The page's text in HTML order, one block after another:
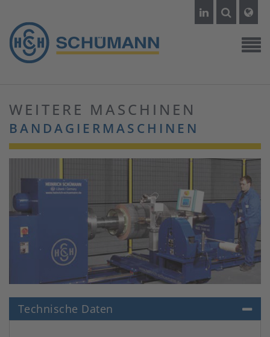
WEITERE MASCHINEN
BANDAGIERMASCHINEN
Technische Daten